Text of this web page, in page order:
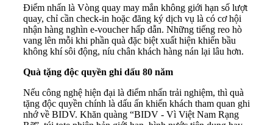
Điểm nhấn là Vòng quay may mắn không giới hạn số lượt
quay, chỉ cần check-in hoặc đăng ký dịch vụ là có cơ hội
nhận hàng nghìn e-voucher hấp dẫn. Những tiếng reo hò
vang lên mỗi khi phần quà đặc biệt xuất hiện khiến bầu
không khí sôi động, níu chân khách hàng nán lại lâu hơn.
Quà tặng độc quyền ghi dấu 80 năm
Nếu công nghệ hiện đại là điểm nhấn trải nghiệm, thì quà
tặng độc quyền chính là dấu ấn khiến khách tham quan ghi
nhớ về BIDV. Khăn quàng “BIDV - Vì Việt Nam Rạng